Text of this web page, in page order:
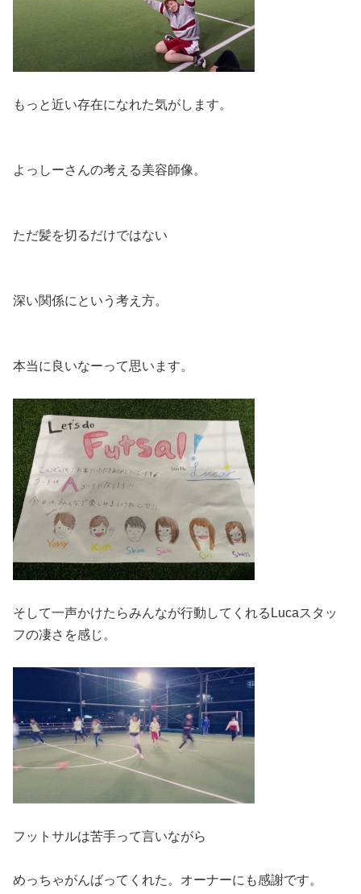
もっと近い存在になれた気がします。
よっしーさんの考える美容師像。
ただ髪を切るだけではない
深い関係にという考え方。
本当に良いなーって思います。
そして一声かけたらみんなが行動してくれるLucaスタッ
フの凄さを感じ。
フットサルは苦手って言いながら
めっちゃがんばってくれた。オーナーにも感謝です。